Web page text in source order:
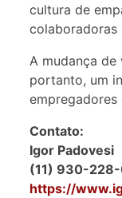
cultura de
A mudança
portanto, um
empregadores
Contato:
Igor Padovesi
(11) 930-
https://